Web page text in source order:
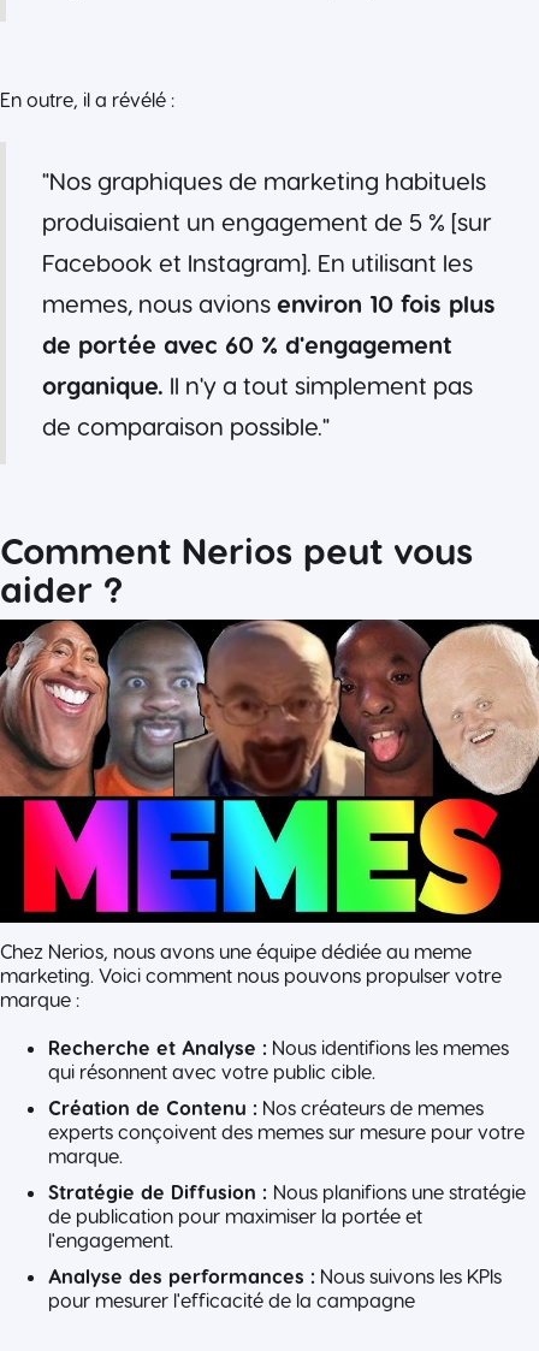
En outre, il a révélé :
"Nos graphiques de marketing habituels
produisaient un engagement de 5 % [sur
Facebook et Instagram]. En utilisant les
memes, nous avions environ 10 fois plus
de portée avec 60 % d'engagement
organique. Il n'y a tout simplement pas
de comparaison possible."
Comment Nerios peut vous
aider ?
Chez Nerios, nous avons une équipe dédiée au meme
marketing. Voici comment nous pouvons propulser votre
marque :
Recherche et Analyse : Nous identifions les memes
qui résonnent avec votre public cible.
Création de Contenu : Nos créateurs de memes
experts conçoivent des memes sur mesure pour votre
marque.
Stratégie de Diffusion : Nous planifions une stratégie
de publication pour maximiser la portée et
l'engagement.
Analyse des performances : Nous suivons les KPIs
pour mesurer l'efficacité de la campagne